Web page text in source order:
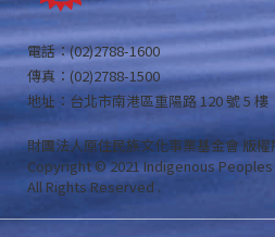
電話：(02)2788-1600
傳真：(02)2788-1500
地址：台北市南港區重陽路 120 號 5 樓
財團法人原住民族文化事業基金會 版權
Copyright © 2021 Indigenous
All Rights Reserved .